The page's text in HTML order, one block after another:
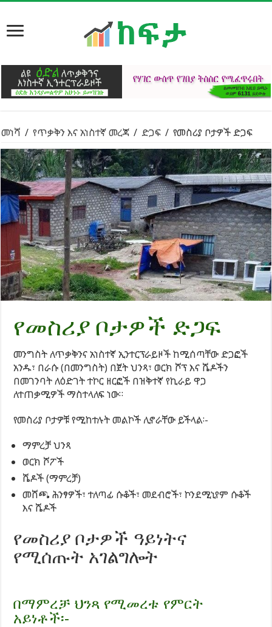
መነሻ / የጥቃቅን እና አነስተኛ መረጃ / ድጋፍ / የመስሪያ ቦታዎች ድጋፍ
የመስሪያ ቦታዎች ድጋፍ
መንግስት ለጥቃቅንና አነስተኛ ኢንተርፕራይዞች ከሚሰጣቸው ድጋፎች
አንዱ፣ በራሱ (በመንግስት) በጀት ህንጻ፣ ወርክ ሾፕ እና ሼዶችን
በመገንባት ለዕድገት ተኮር ዘርፎች በዝቅተኛ የኪራይ ዋጋ
ለተጠቃሚዎች ማስተላለፍ ነው።
የመስሪያ ቦታዎቹ የሚከተሉት መልኮች ሊኖራቸው ይችላል፡-
ማምረቻ ህንጻ
ወርክ ሾፖች
ሼዶች (ማምረቻ)
መሸጫ ሕንፃዎች፣ ተለጣፊ ሱቆች፣ መደብሮች፣ ኮንደሚኒየም ሱቆች
እና ሼዶች
የመስሪያ ቦታዎች ዓይነትና
የሚሰጡት አገልግሎት
በማምረቻ ህንጻ የሚመረቱ የምርት
አይነቶች፡-